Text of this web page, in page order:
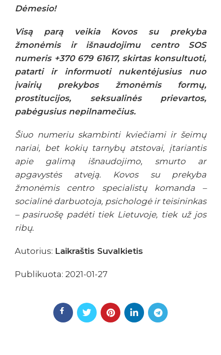
Dėmesio!
Visą parą veikia Kovos su prekyba
žmonėmis ir išnaudojimu centro SOS
numeris +370 679 61617, skirtas konsultuoti,
patarti ir informuoti nukentėjusius nuo
įvairių prekybos žmonėmis formų,
prostitucijos, seksualinės prievartos,
pabėgusius nepilnamečius.
Šiuo numeriu skambinti kviečiami ir šeimų
nariai, bet kokių tarnybų atstovai, įtariantis
apie galimą išnaudojimo, smurto ar
apgavystės atveją. Kovos su prekyba
žmonėmis centro specialistų komanda –
socialinė darbuotoja, psichologė ir teisininkas
– pasiruošę padėti tiek Lietuvoje, tiek už jos
ribų.
Autorius: Laikraštis Suvalkietis
Publikuota: 2021-01-27